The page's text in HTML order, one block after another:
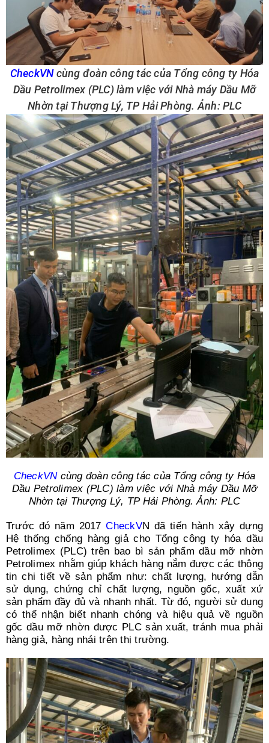
CheckVNcùng đoàn công tác của Tổng công ty Hóa
Dầu Petrolimex (PLC) làm việc với Nhà máy Dầu Mỡ
Nhờn tại Thượng Lý, TP Hải Phòng. Ảnh: PLC
CheckVNcùng đoàn công tác của Tổng công ty Hóa
Dầu Petrolimex (PLC) làm việc với Nhà máy Dầu Mỡ
Nhờn tại Thượng Lý, TP Hải Phòng. Ảnh: PLC
Trước đó năm 2017 CheckVN đã tiến hành xây dựng
Hệ thống chống hàng giả cho Tổng công ty hóa dầu
Petrolimex (PLC) trên bao bì sản phẩm dầu mỡ nhờn
Petrolimex nhằm giúp khách hàng nắm được các thông
tin chi tiết về sản phẩm như: chất lượng, hướng dẫn
sử dụng, chứng chỉ chất lượng, nguồn gốc, xuất xứ
sản phẩm đầy đủ và nhanh nhất. Từ đó, người sử dụng
có thể nhận biết nhanh chóng và hiệu quả về nguồn
gốc dầu mỡ nhờn được PLC sản xuất, tránh mua phải
hàng giả, hàng nhái trên thị trường.